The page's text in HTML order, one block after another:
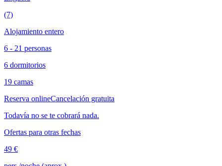
(7)
Alojamiento entero
6 - 21 personas
6 dormitorios
19 camas
Reserva onlineCancelación gratuita
Todavía no se te cobrará nada.
Ofertas para otras fechas
49 €